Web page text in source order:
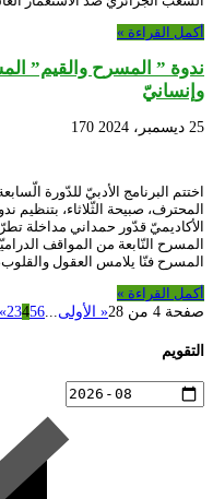
أكمل القراءة »
ندوة ” المسرح والقيم”
وإنسانيّ
25 ديسمبر، 2024 170
اختتم البرنامج الأدبيّ للدّورة
المحترف، صبيحة الثّلاثاء، بتنظيم
الأكاديميّ قدّور حمداني مداخلة
المسرح النّابعة من المواقف
المسرح فنّا يلامس العقول
أكمل القراءة »
صفحة 4 من 28
« الأولى...
23456
»
التقويم